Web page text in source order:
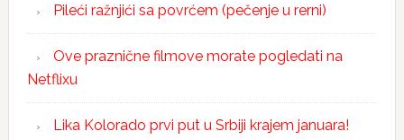
Pileći ražnjići sa povrćem (pečenje u rerni)
Ove praznične filmove morate pogledati na
Netflixu
Lika Kolorado prvi put u Srbiji krajem januara!